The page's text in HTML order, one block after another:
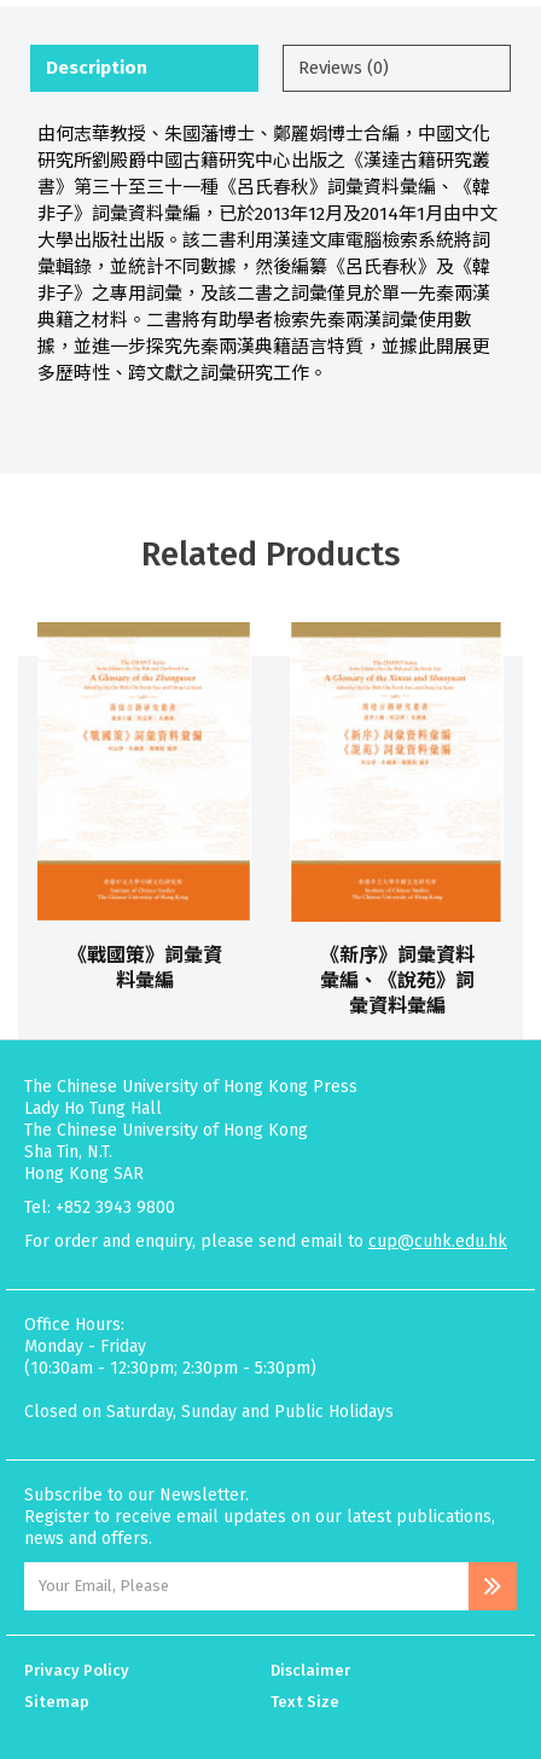
Description Reviews (0)
由何志華教授、朱國藩博士、鄭麗娟博士合編，中國文化
研究所劉殿爵中國古籍研究中心出版之《漢達古籍研究叢
書》第三十至三十一種《呂氏春秋》詞彙資料彙編、《韓
非子》詞彙資料彙編，已於2013年12月及2014年1月由中文
大學出版社出版。該二書利用漢達文庫電腦檢索系統將詞
彙輯錄，並統計不同數據，然後編纂《呂氏春秋》及《韓
非子》之專用詞彙，及該二書之詞彙僅見於單一先秦兩漢
典籍之材料。二書將有助學者檢索先秦兩漢詞彙使用數
據，並進一步探究先秦兩漢典籍語言特質，並據此開展更
多歷時性、跨文獻之詞彙研究工作。
Related Products
《戰國策》詞彙資
料彙編
《新序》詞彙資料
彙編、《說苑》詞
彙資料彙編
The Chinese University of Hong Kong Press
Lady Ho Tung Hall
The Chinese University of Hong Kong
Sha Tin, N.T.
Hong Kong SAR
Tel: +852 3943 9800
For order and enquiry, please send email to cup@cuhk.edu.hk
Office Hours:
Monday - Friday
(10:30am - 12:30pm; 2:30pm - 5:30pm)
Closed on Saturday, Sunday and Public Holidays
Subscribe to our Newsletter.
Register to receive email updates on our latest publications,
news and offers.
Privacy Policy
Disclaimer
Sitemap
Text Size